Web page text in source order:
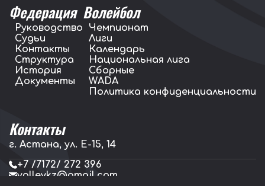
Федерация
Руководство
Судьи
Контакты
Структура
История
Документы
Волейбол
Чемпионат
Лиги
Календарь
Национальная лига
Сборные
WADA
Политика конфиденциальности
Контакты
г. Астана, ул. E-15, 14
+7 /7172/ 272 396
volleykz@gmail.com